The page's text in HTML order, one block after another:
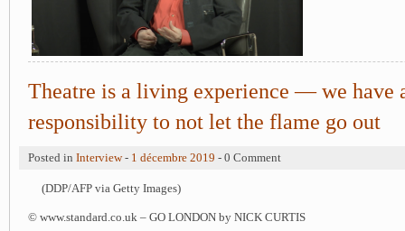
Theatre is a living experience — we have
responsibility to not let the flame go out
Posted in Interview- 1 décembre 2019 - 0 Comment
(DDP/AFP via Getty Images)
© www.standard.co.uk – GO LONDON by NICK CURTIS